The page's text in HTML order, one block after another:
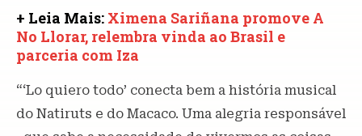
+ Leia Mais: Ximena Sariñana promove A
No Llorar, relembra vinda ao Brasil e
parceria com Iza
“‘Lo quiero todo’ conecta bem a história musical
do Natiruts e do Macaco. Uma alegria responsável